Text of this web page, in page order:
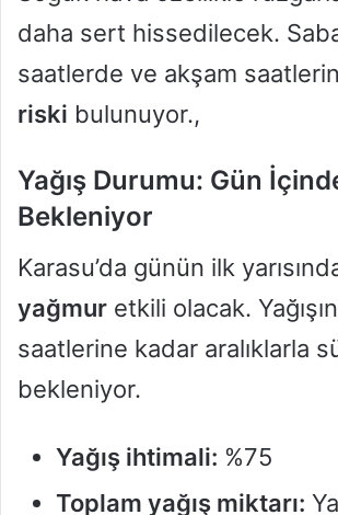
daha sert hissedilecek.
saatlerde ve akşam
riski bulunuyor.,
Yağış Durumu: Gün
Bekleniyor
Karasu’da günün ilk
yağmur etkili olacak.
saatlerine kadar aralıklarla
bekleniyor.
Yağış ihtimali: %75
Toplam yağış miktarı: